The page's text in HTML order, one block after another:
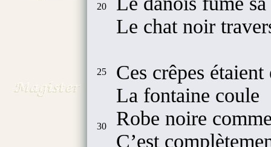
20
25
30
Le chat noir
Ces crêpes étaient
La fontaine coule
Robe noire
C’est